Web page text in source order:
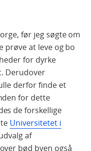
før jeg søgte om
prøve at leve og bo
for dyrke
Derudover
derfor finde et
for dette
de forskellige
Universitetet i
af
bød byen også